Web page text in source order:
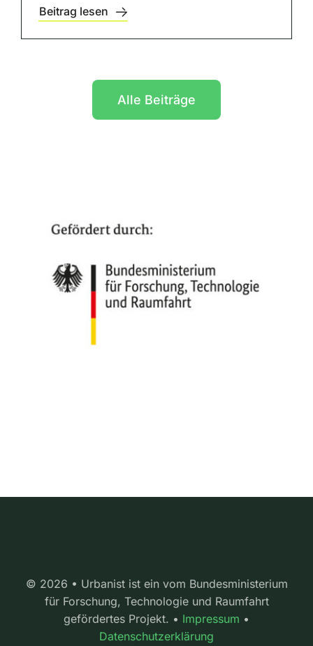
Beitrag lesen
Alle Beiträge
© 2026 • Urbanist ist ein vom Bundesministerium
für Forschung, Technologie und Raumfahrt
gefördertes Projekt. • Impressum •
Datenschutzerklärung